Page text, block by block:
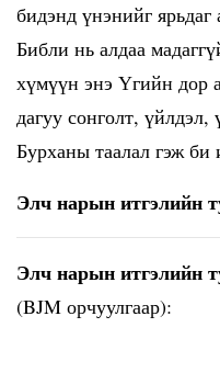
бидэнд үнэнийг ярьдаг
Библи нь алдаа
хүмүүн энэ Үгийн дор
дагуу сонголт, үйлдэл,
Бурханы таалал гэж би
Элч нарын итгэлийн
Элч нарын итгэлийн
(BJM орчуулгаар):